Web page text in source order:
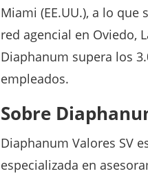
Miami (EE.UU.), a lo
red agencial en Oviedo,
Diaphanum supera los
empleados.
Sobre
Diaphanum Valores SV
especializada en